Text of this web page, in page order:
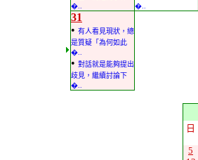
�..
�..
31
• 有人看見現狀，總
是質疑「為何如此
�..
• 對話就是能夠提出
歧見，繼續討論下
�..
日
5